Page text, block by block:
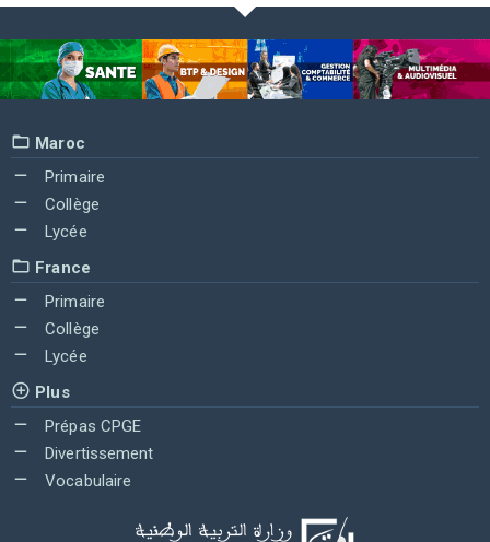
Maroc
Primaire
Collège
Lycée
France
Primaire
Collège
Lycée
Plus
Prépas CPGE
Divertissement
Vocabulaire